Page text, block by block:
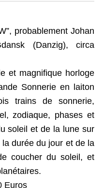
probablement Johan
(Danzig), circa
et magnifique horloge
Sonnerie en laiton
trains de sonnerie,
zodiaque, phases et
soleil et de la lune sur
durée du jour et de la
coucher du soleil, et
Euros